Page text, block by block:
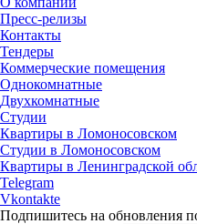
Пресс-релизы
Контакты
Тендеры
Коммерческие помещения
Однокомнатные
Двухкомнатные
Студии
Квартиры в Ломоносовском
Студии в Ломоносовском
Квартиры в Ленинградской
Telegram
Vkontakte
Подпишитесь на обновления